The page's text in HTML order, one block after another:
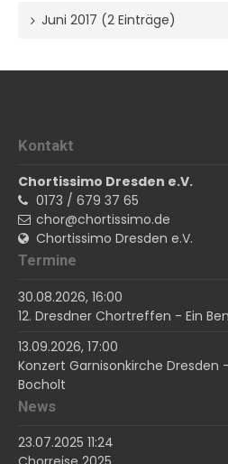
Juni 2017 (2 Einträge)
Kontakt
Chortissimo Dresden e.V.
0173 / 679 37 65
chor@chortissimo.de
Chortissimo Dresden e.V.
Termine
30.08.2026, 16:00
12. Dresdner Chortreffen - Ein
13.09.2026, 17:00
Konzert Garnisonkirche Dresden
Bocholt
News
23.07.2025 11:24